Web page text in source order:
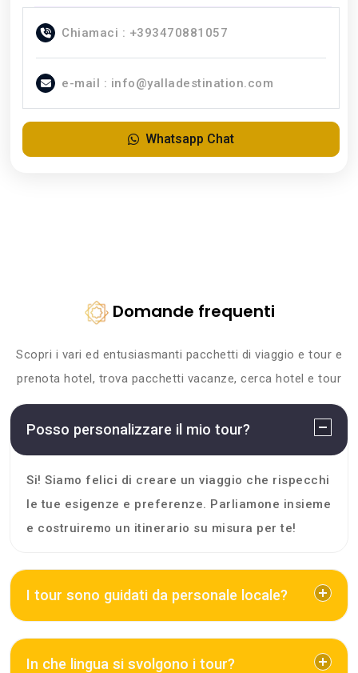
Chiamaci : +393470881057
e-mail : info@yalladestination.com
Whatsapp Chat
Domande frequenti
Scopri i vari ed entusiasmanti pacchetti di viaggio e tour e
prenota hotel, trova pacchetti vacanze, cerca hotel e tour
Posso personalizzare il mio tour?
Si! Siamo felici di creare un viaggio che rispecchi
le tue esigenze e preferenze. Parliamone insieme
e costruiremo un itinerario su misura per te!
I tour sono guidati da personale locale?
In che lingua si svolgono i tour?